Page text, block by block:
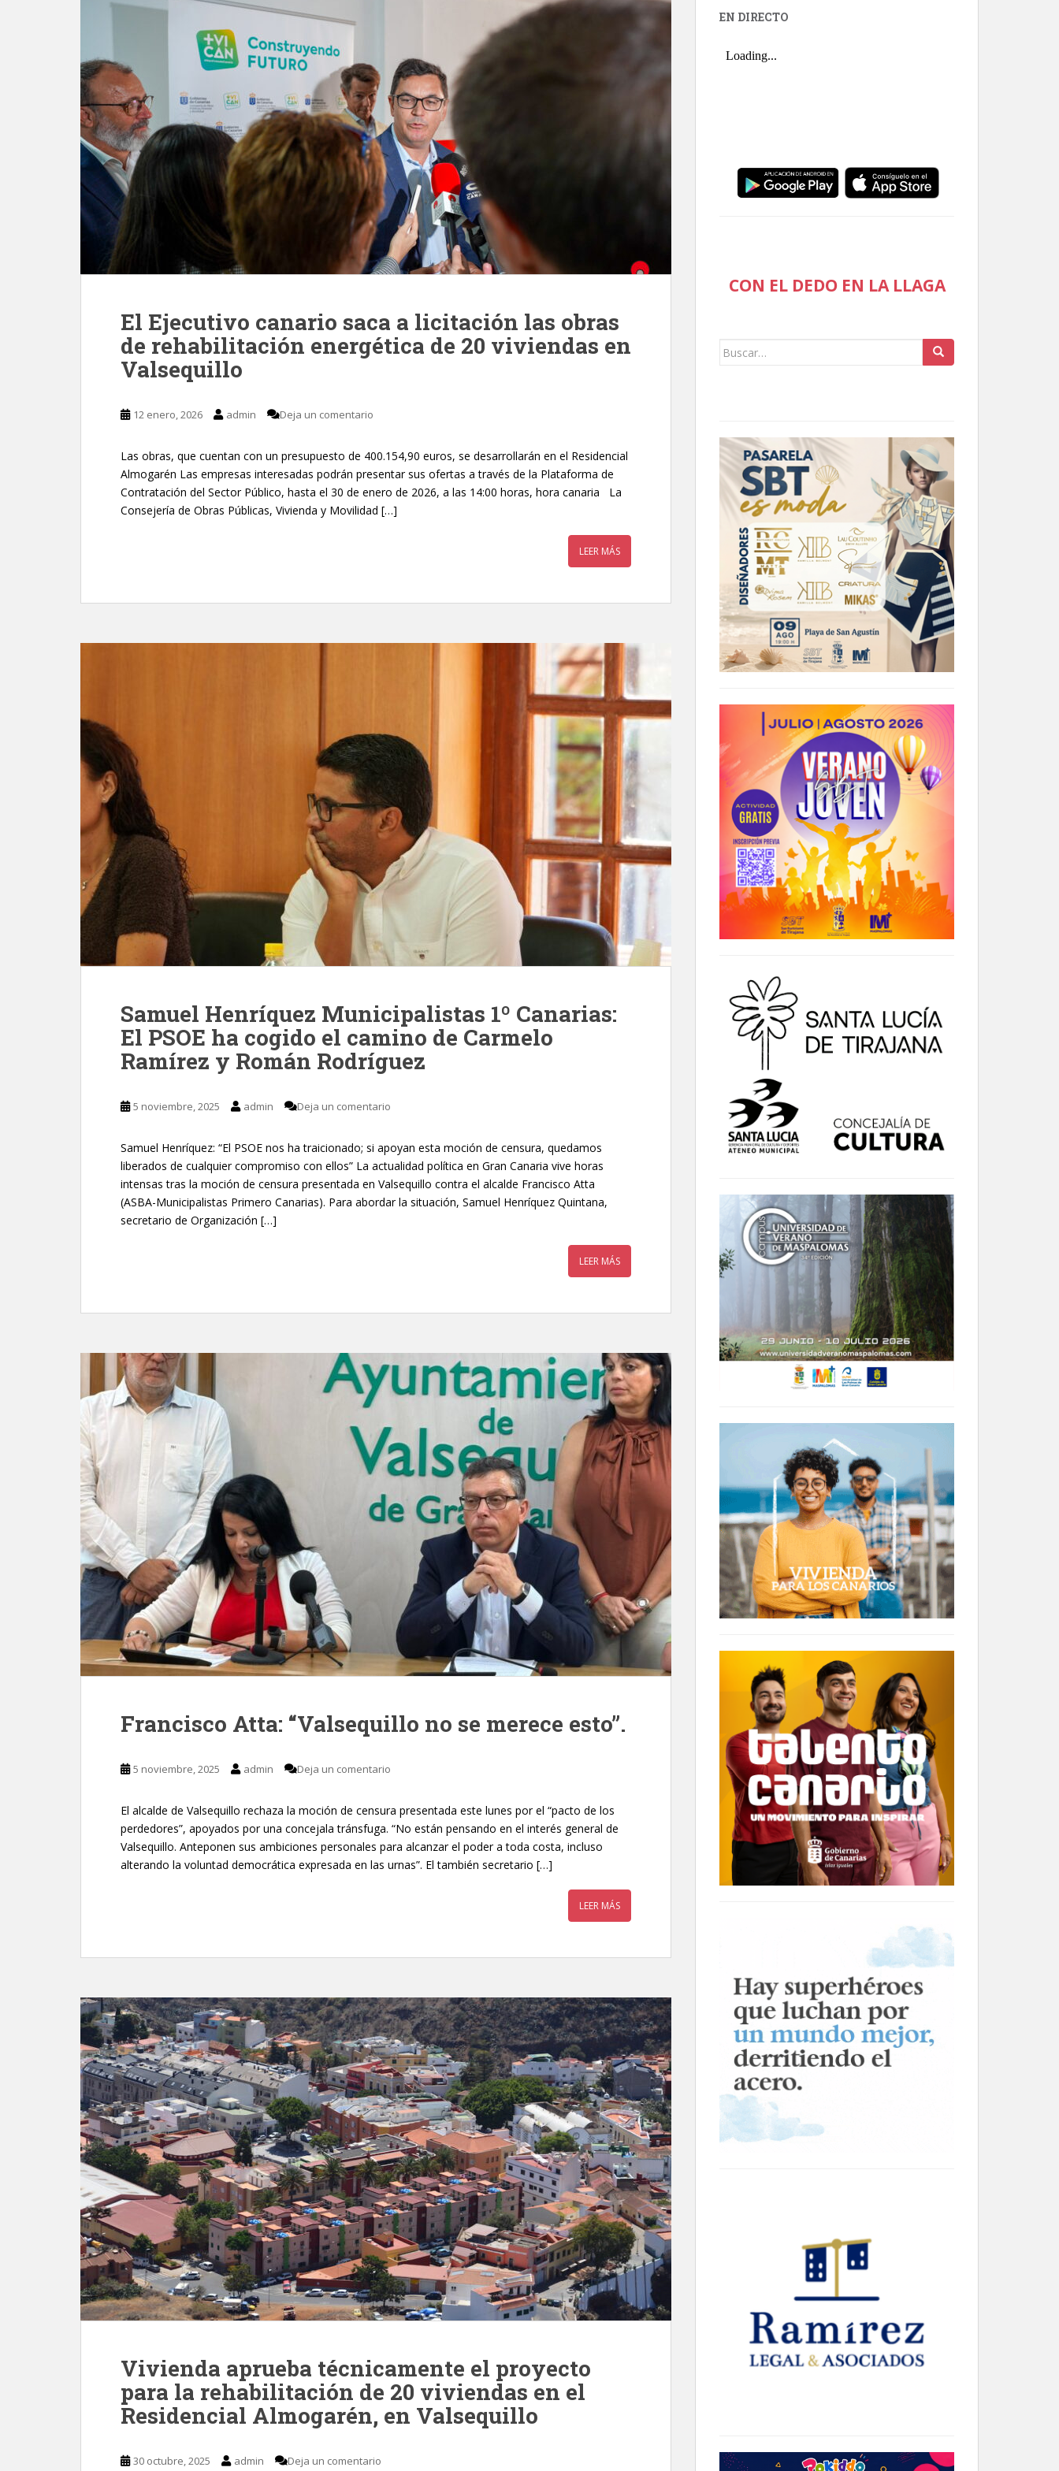
El Ejecutivo canario saca a licitación las obras
de rehabilitación energética de 20 viviendas en
Valsequillo
12 enero, 2026 admin Deja un comentario
Las obras, que cuentan con un presupuesto de 400.154,90 euros, se desarrollarán en el Residencial
Almogarén Las empresas interesadas podrán presentar sus ofertas a través de la Plataforma de
Contratación del Sector Público, hasta el 30 de enero de 2026, a las 14:00 horas, hora canaria La
Consejería de Obras Públicas, Vivienda y Movilidad […]
LEER MÁS
Samuel Henríquez Municipalistas 1º Canarias:
El PSOE ha cogido el camino de Carmelo
Ramírez y Román Rodríguez
5 noviembre, 2025 admin Deja un comentario
Samuel Henríquez: “El PSOE nos ha traicionado; si apoyan esta moción de censura, quedamos
liberados de cualquier compromiso con ellos” La actualidad política en Gran Canaria vive horas
intensas tras la moción de censura presentada en Valsequillo contra el alcalde Francisco Atta
(ASBA-Municipalistas Primero Canarias). Para abordar la situación, Samuel Henríquez Quintana,
secretario de Organización […]
LEER MÁS
Francisco Atta: “Valsequillo no se merece esto”.
5 noviembre, 2025 admin Deja un comentario
El alcalde de Valsequillo rechaza la moción de censura presentada este lunes por el “pacto de los
perdedores”, apoyados por una concejala tránsfuga. “No están pensando en el interés general de
Valsequillo. Anteponen sus ambiciones personales para alcanzar el poder a toda costa, incluso
alterando la voluntad democrática expresada en las urnas”. El también secretario […]
LEER MÁS
Vivienda aprueba técnicamente el proyecto
para la rehabilitación de 20 viviendas en el
Residencial Almogarén, en Valsequillo
30 octubre, 2025 admin Deja un comentario
EN DIRECTO
CON EL DEDO EN LA LLAGA
Buscar: